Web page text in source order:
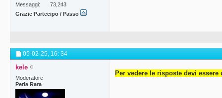
Messaggi
73,243
Grazie Partecipo / Passo
05-02-25, 16: 34
kele
Moderatore
Perla Rara
Per vedere le risposte devi essere